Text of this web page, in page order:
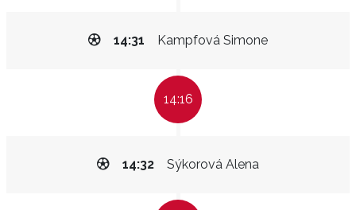
Kampfová Simone
14:31
14:16
Sýkorová Alena
14:32